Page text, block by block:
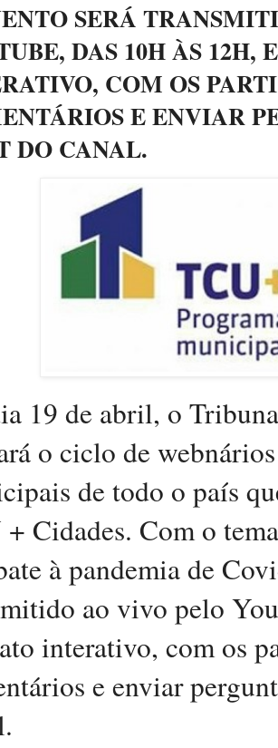
SERÁ
DAS 10H ÀS 12H,
COM OS
E ENVIAR
DO CANAL.
19 de abril, o
o ciclo de
de todo o país
Cidades. Com o
à pandemia de
ao vivo pelo
interativo, com os
e enviar